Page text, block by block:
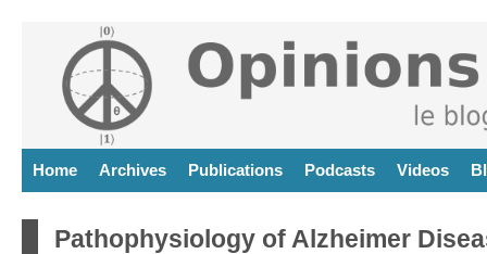
Home Archives Publications Podcasts Videos
Pathophysiology of Alzheimer